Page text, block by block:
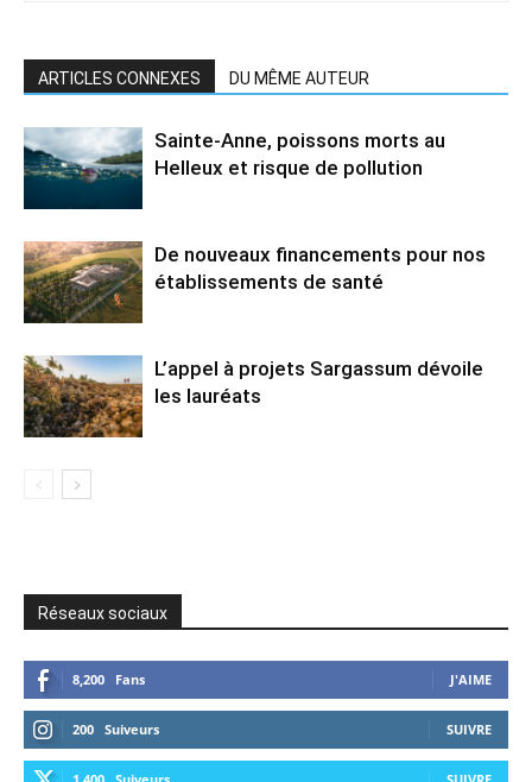
ARTICLES CONNEXES DU MÊME AUTEUR
Sainte-Anne, poissons morts au
Helleux et risque de pollution
De nouveaux financements pour nos
établissements de santé
L’appel à projets Sargassum dévoile
les lauréats
Réseaux sociaux
8,200 Fans J'AIME
200 Suiveurs SUIVRE